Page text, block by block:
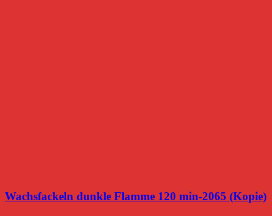
Wachsfackeln dunkle Flamme 120 min-2065 (Kopie)